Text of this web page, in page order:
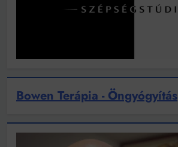
Bowen Terápia - Öngyógyítás